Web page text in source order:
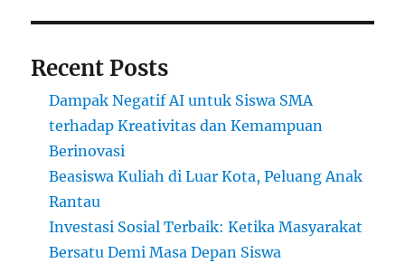
Akses
di
Recent Posts
Dampak Negatif AI untuk Siswa SMA
terhadap Kreativitas dan Kemampuan
Berinovasi
Beasiswa Kuliah di Luar Kota, Peluang Anak
Rantau
Investasi Sosial Terbaik: Ketika Masyarakat
Bersatu Demi Masa Depan Siswa